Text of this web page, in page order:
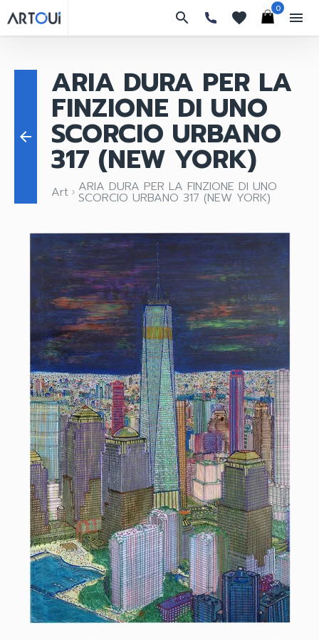
search favorites
0
menu
arrow_back
ARIA DURA PER LA
FINZIONE DI UNO
SCORCIO URBANO
317 (NEW YORK)
Art keyboard_arrow_right ARIA DURA PER LA FINZIONE DI UNO
SCORCIO URBANO 317 (NEW YORK)